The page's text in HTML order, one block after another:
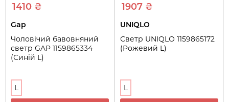
1410 ₴
Gap
Чоловічий бавовняний
светр GAP 1159865334
(Синій L)
L
1907 ₴
UNIQLO
Светр UNIQLO 1159865172
(Рожевий L)
L